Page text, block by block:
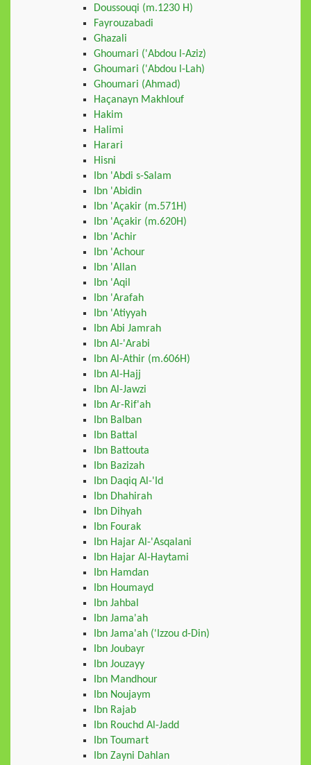
Doussouqi (m.1230 H)
Fayrouzabadi
Ghazali
Ghoumari ('Abdou l-Aziz)
Ghoumari ('Abdou l-Lah)
Ghoumari (Ahmad)
Haçanayn Makhlouf
Hakim
Halimi
Harari
Hisni
Ibn 'Abdi s-Salam
Ibn 'Abidin
Ibn 'Açakir (m.571H)
Ibn 'Açakir (m.620H)
Ibn 'Achir
Ibn 'Achour
Ibn 'Allan
Ibn 'Aqil
Ibn 'Arafah
Ibn 'Atiyyah
Ibn Abi Jamrah
Ibn Al-'Arabi
Ibn Al-Athir (m.606H)
Ibn Al-Hajj
Ibn Al-Jawzi
Ibn Ar-Rif'ah
Ibn Balban
Ibn Battal
Ibn Battouta
Ibn Bazizah
Ibn Daqiq Al-'Id
Ibn Dhahirah
Ibn Dihyah
Ibn Fourak
Ibn Hajar Al-'Asqalani
Ibn Hajar Al-Haytami
Ibn Hamdan
Ibn Houmayd
Ibn Jahbal
Ibn Jama'ah
Ibn Jama'ah ('Izzou d-Din)
Ibn Joubayr
Ibn Jouzayy
Ibn Mandhour
Ibn Noujaym
Ibn Rajab
Ibn Rouchd Al-Jadd
Ibn Toumart
Ibn Zayni Dahlan